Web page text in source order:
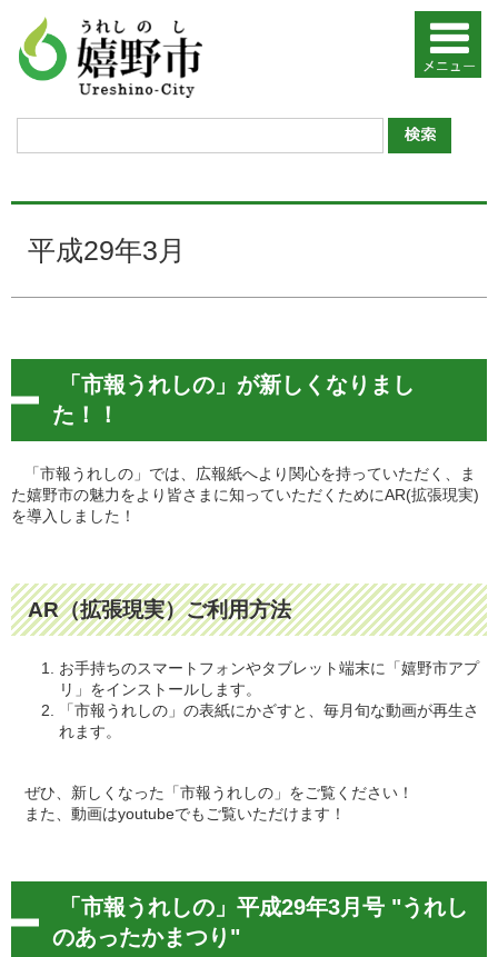
平成29年3月
「市報うれしの」が新しくなりまし
た！！
「市報うれしの」では、広報紙へより関心を持っていただく、ま
た嬉野市の魅力をより皆さまに知っていただくためにAR(拡張現実)
を導入しました！
AR（拡張現実）ご利用方法
お手持ちのスマートフォンやタブレット端末に「嬉野市アプ
リ」をインストールします。
「市報うれしの」の表紙にかざすと、毎月旬な動画が再生さ
れます。
ぜひ、新しくなった「市報うれしの」をご覧ください！
また、動画はyoutubeでもご覧いただけます！
「市報うれしの」平成29年3月号 "うれし
のあったかまつり"